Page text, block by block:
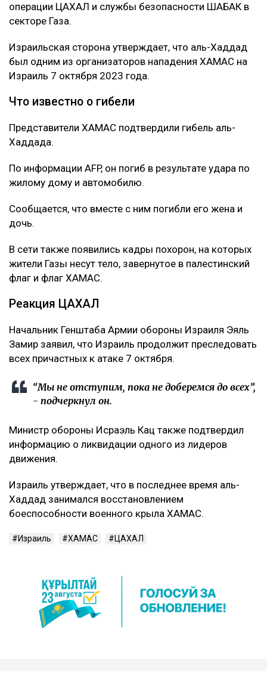
операции ЦАХАЛ и службы безопасности ШАБАК в
секторе Газа.
Израильская сторона утверждает, что аль-Хаддад
был одним из организаторов нападения ХАМАС на
Израиль 7 октября 2023 года.
Что известно о гибели
Представители ХАМАС подтвердили гибель аль-
Хаддада.
По информации AFP, он погиб в результате удара по
жилому дому и автомобилю.
Сообщается, что вместе с ним погибли его жена и
дочь.
В сети также появились кадры похорон, на которых
жители Газы несут тело, завернутое в палестинский
флаг и флаг ХАМАС.
Реакция ЦАХАЛ
Начальник Генштаба Армии обороны Израиля Эяль
Замир заявил, что Израиль продолжит преследовать
всех причастных к атаке 7 октября.
“Мы не отступим, пока не доберемся до всех”,
- подчеркнул он.
Министр обороны Исраэль Кац также подтвердил
информацию о ликвидации одного из лидеров
движения.
Израиль утверждает, что в последнее время аль-
Хаддад занимался восстановлением
боеспособности военного крыла ХАМАС.
Израиль ХАМАС ЦАХАЛ